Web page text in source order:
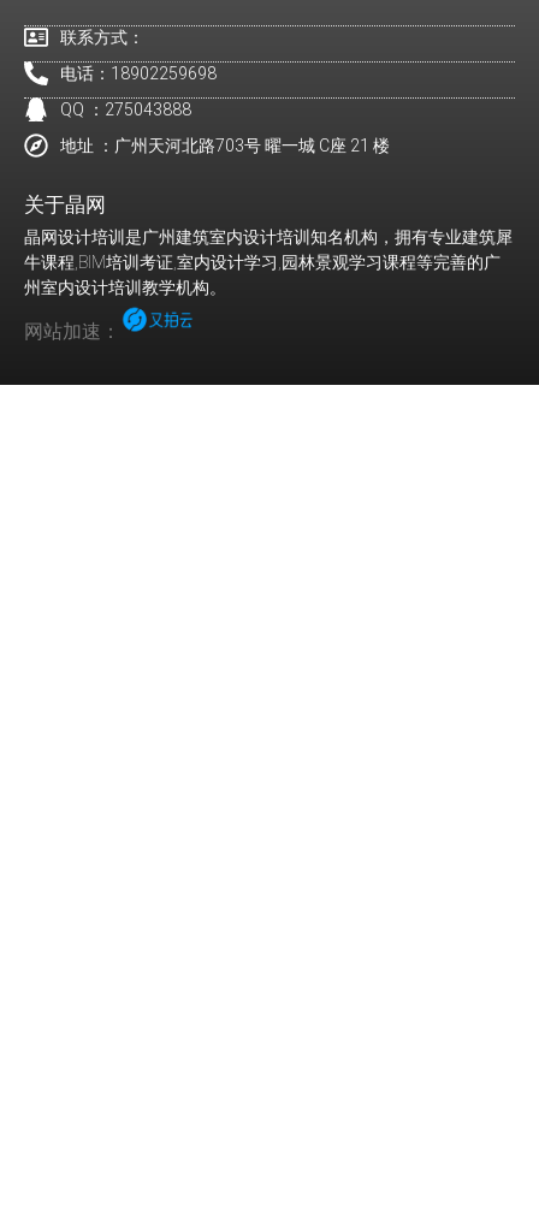
联系方式：
电话：18902259698
QQ ：275043888
地址 ：广州天河北路703号 曜一城 C座 21 楼
关于晶网
晶网设计培训是广州建筑室内设计培训知名机构，拥有专业建筑犀
牛课程,BIM培训考证,室内设计学习,园林景观学习课程等完善的广
州室内设计培训教学机构。
网站加速：